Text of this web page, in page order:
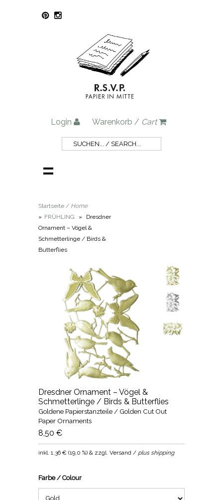
Login Warenkorb / Cart
Startseite / Home
» FRÜHLING »
Dresdner
Ornament – Vögel &
Schmetterlinge / Birds &
Butterflies
Dresdner Ornament – Vögel &
Schmetterlinge / Birds & Butterflies
Goldene Papierstanzteile / Golden Cut Out
Paper Ornaments
8,50 €
inkl.1,36 € (19,0 %) & zzgl. Versand / plus shipping
Farbe / Colour